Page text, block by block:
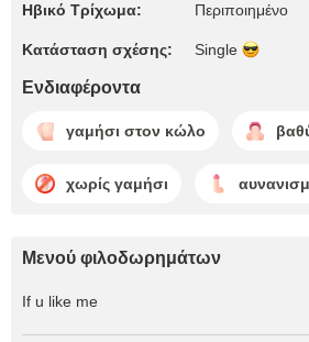
Ηβικό Τρίχωμα: Περιποιημένο
Κατάσταση σχέσης: Single
Ενδιαφέροντα
γαμήσι στον κώλο
χωρίς γαμήσι
Μενού φιλοδωρημάτων
If u like me